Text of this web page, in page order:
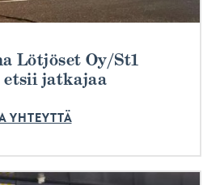
Lötjöset Oy/St1
jatkajaa
YHTEYTTÄ